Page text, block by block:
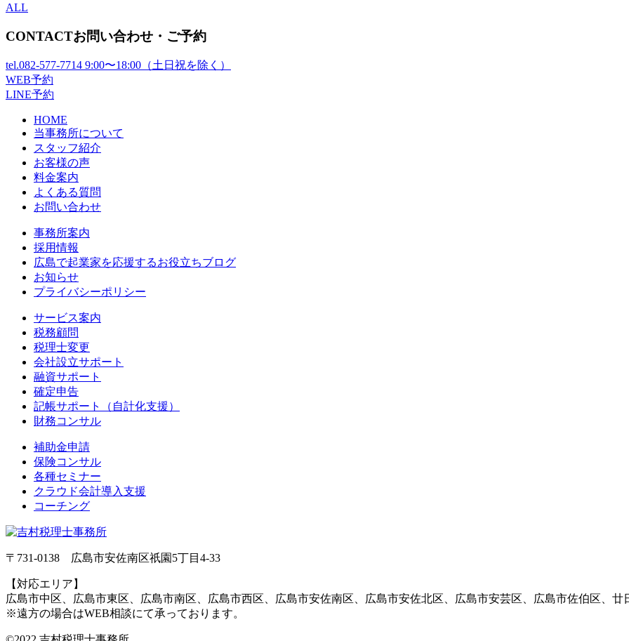
ALL
CONTACTお問い合わせ・ご予約
tel.082-577-7714 9:00〜18:00（土日祝を除く）
WEB予約
LINE予約
HOME
当事務所について
スタッフ紹介
お客様の声
料金案内
よくある質問
お問い合わせ
事務所案内
採用情報
広島で起業家を応援するお役立ちブログ
お知らせ
プライバシーポリシー
サービス案内
税務顧問
税理士変更
会社設立サポート
融資サポート
確定申告
記帳サポート（自計化支援）
財務コンサル
補助金申請
保険コンサル
各種セミナー
クラウド会計導入支援
コーチング
〒731-0138 広島市安佐南区祇園5丁目4‐33
【対応エリア】
広島市中区、広島市東区、広島市南区、広島市西区、広島市安佐南区、広島市安佐北区、広島市安芸区、広島市佐伯区、廿
※遠方の場合はWEB相談にて承っております。